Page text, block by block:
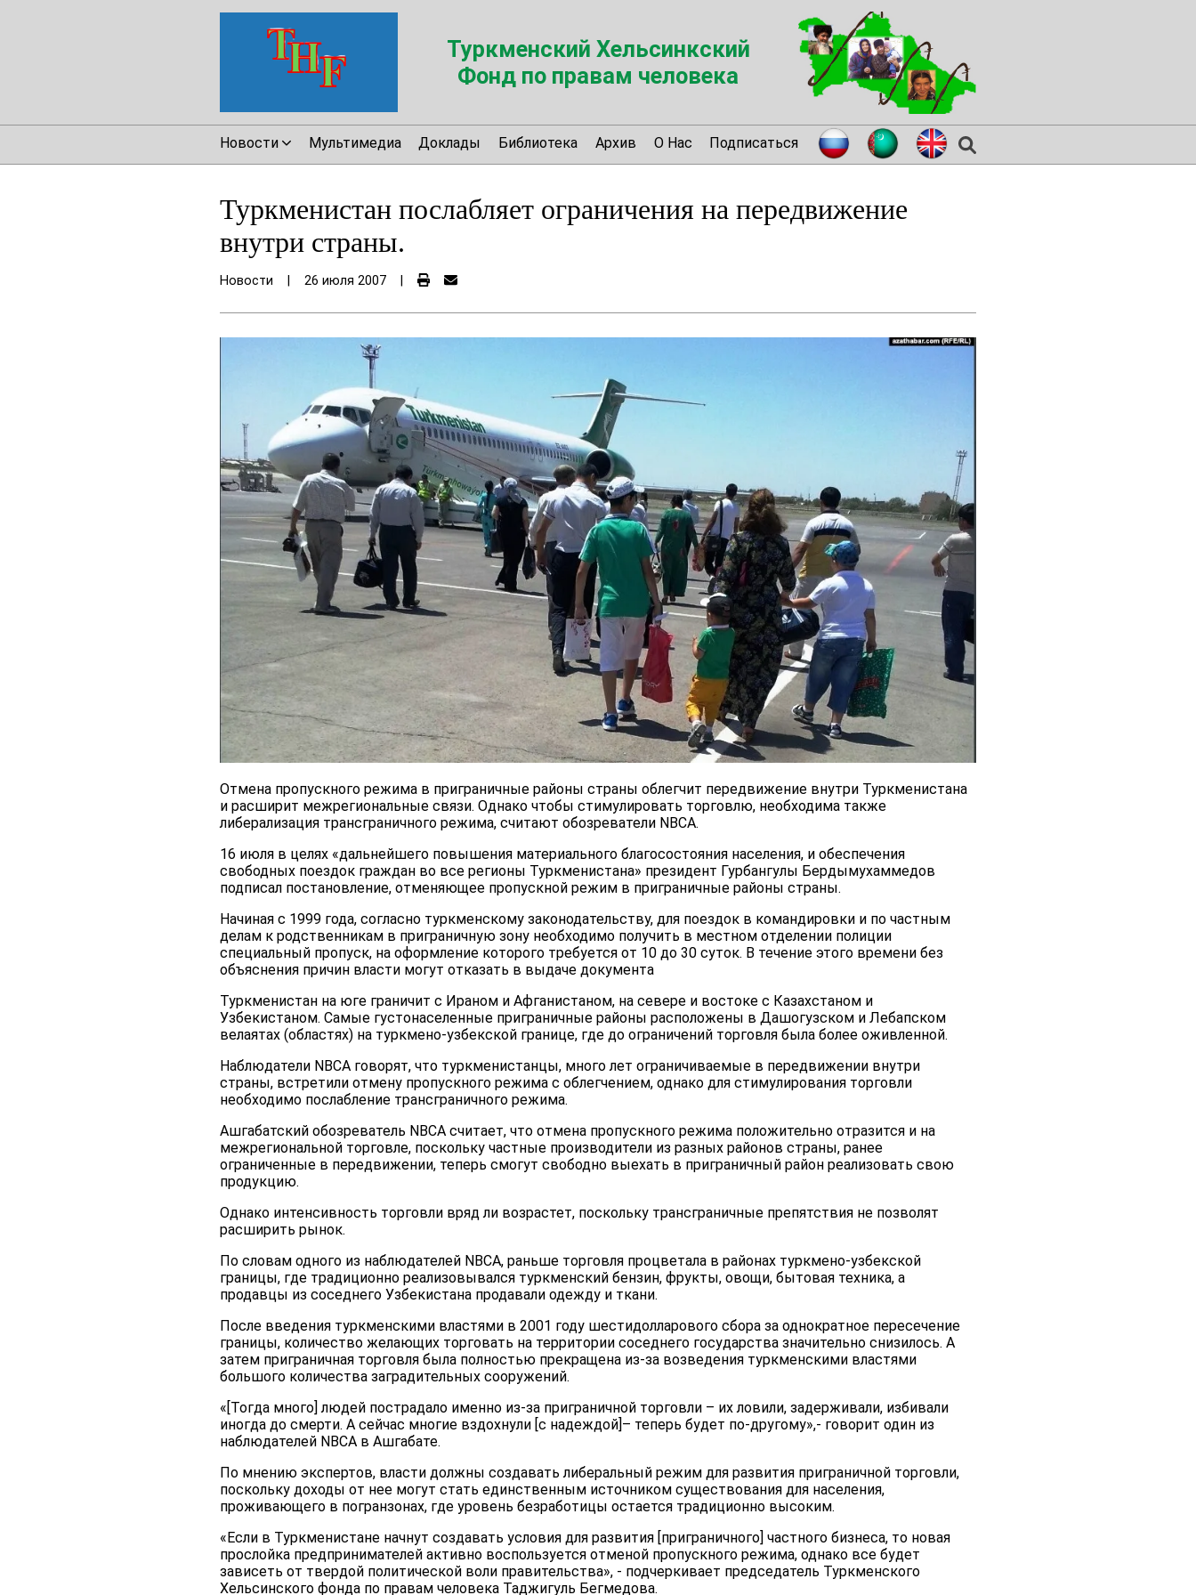
Туркменский Хельсинкский
Фонд по правам человека
Новости Мультимедиа Доклады Библиотека Архив О Нас Подписаться
Туркменистан послабляет ограничения на передвижение
внутри страны.
Новости 26 июля 2007
Отмена пропускного режима в приграничные районы страны облегчит передвижение внутри Туркменистана
и расширит межрегиональные связи. Однако чтобы стимулировать торговлю, необходима также
либерализация трансграничного режима, считают обозреватели NBCA.
16 июля в целях «дальнейшего повышения материального благосостояния населения, и обеспечения
свободных поездок граждан во все регионы Туркменистана» президент Гурбангулы Бердымухаммедов
подписал постановление, отменяющее пропускной режим в приграничные районы страны.
Начиная с 1999 года, согласно туркменскому законодательству, для поездок в командировки и по частным
делам к родственникам в приграничную зону необходимо получить в местном отделении полиции
специальный пропуск, на оформление которого требуется от 10 до 30 суток. В течение этого времени без
объяснения причин власти могут отказать в выдаче документа
Туркменистан на юге граничит с Ираном и Афганистаном, на севере и востоке с Казахстаном и
Узбекистаном. Самые густонаселенные приграничные районы расположены в Дашогузском и Лебапском
велаятах (областях) на туркмено-узбекской границе, где до ограничений торговля была более оживленной.
Наблюдатели NBCA говорят, что туркменистанцы, много лет ограничиваемые в передвижении внутри
страны, встретили отмену пропускного режима с облегчением, однако для стимулирования торговли
необходимо послабление трансграничного режима.
Ашгабатский обозреватель NBCA считает, что отмена пропускного режима положительно отразится и на
межрегиональной торговле, поскольку частные производители из разных районов страны, ранее
ограниченные в передвижении, теперь смогут свободно выехать в приграничный район реализовать свою
продукцию.
Однако интенсивность торговли вряд ли возрастет, поскольку трансграничные препятствия не позволят
расширить рынок.
По словам одного из наблюдателей NBCA, раньше торговля процветала в районах туркмено-узбекской
границы, где традиционно реализовывался туркменский бензин, фрукты, овощи, бытовая техника, а
продавцы из соседнего Узбекистана продавали одежду и ткани.
После введения туркменскими властями в 2001 году шестидолларового сбора за однократное пересечение
границы, количество желающих торговать на территории соседнего государства значительно снизилось. А
затем приграничная торговля была полностью прекращена из-за возведения туркменскими властями
большого количества заградительных сооружений.
«[Тогда много] людей пострадало именно из-за приграничной торговли – их ловили, задерживали, избивали
иногда до смерти. А сейчас многие вздохнули [с надеждой]– теперь будет по-другому»,- говорит один из
наблюдателей NBCA в Ашгабате.
По мнению экспертов, власти должны создавать либеральный режим для развития приграничной торговли,
поскольку доходы от нее могут стать единственным источником существования для населения,
проживающего в погранзонах, где уровень безработицы остается традиционно высоким.
«Если в Туркменистане начнут создавать условия для развития [приграничного] частного бизнеса, то новая
прослойка предпринимателей активно воспользуется отменой пропускного режима, однако все будет
зависеть от твердой политической воли правительства», - подчеркивает председатель Туркменского
Хельсинского фонда по правам человека Таджигуль Бегмедова.